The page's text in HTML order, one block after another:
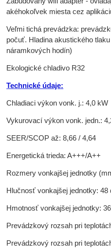
akéhokoľvek miesta cez
Veľmi tichá prevádzka:
počuť. Hladina akustického
náramkových hodín)
Ekologické chladivo R32
Technické údaje:
Chladiaci výkon vonk. j.: 4,0 kW
Vykurovací výkon vonk. jedn.:
SEER/SCOP až: 8,66 / 4,64
Energetická trieda: A+++/A++
Rozmery vonkajšej jednotky
Hlučnosť vonkajšej jednotky: 48
Hmotnosť vonkajšej jednotky:
Prevádzkový rozsah pri
Prevádzkový rozsah pri